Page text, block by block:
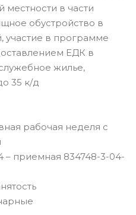
в части
обустройство в
участие в программе
ЕДК в
жилье,
35 к/д
рабочая неделя с
– приемная 834748-3-04-